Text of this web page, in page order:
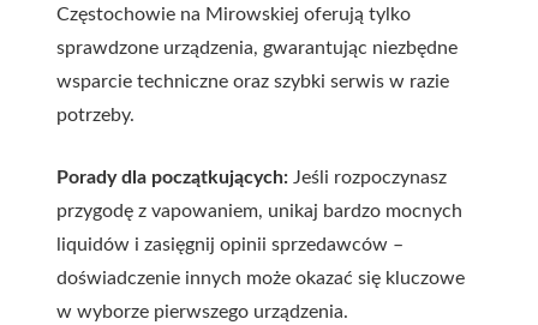
Częstochowie na Mirowskiej oferują tylko
sprawdzone urządzenia, gwarantując niezbędne
wsparcie techniczne oraz szybki serwis w razie
potrzeby.
Porady dla początkujących: Jeśli rozpoczynasz
przygodę z vapowaniem, unikaj bardzo mocnych
liquidów i zasięgnij opinii sprzedawców –
doświadczenie innych może okazać się kluczowe
w wyborze pierwszego urządzenia.